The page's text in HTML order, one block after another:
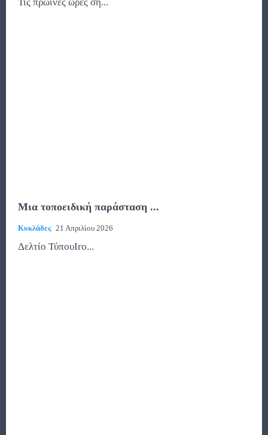
Μια τοποειδική παράσταση ...
Κυκλάδες 21 Απριλίου 2026
Δελτίο ΤύπουΙro...